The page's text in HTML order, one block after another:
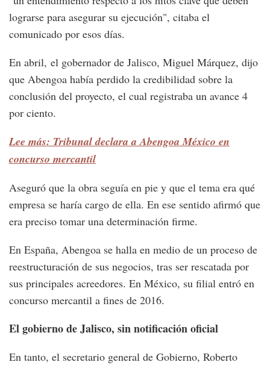
lograrse para asegurar su ejecución", citaba el
comunicado por esos días.
En abril, el gobernador de Jalisco, Miguel Márquez, dijo
que Abengoa había perdido la credibilidad sobre la
conclusión del proyecto, el cual registraba un avance 4
por ciento.
Lee más: Tribunal declara a Abengoa México en
concurso mercantil
Aseguró que la obra seguía en pie y que el tema era qué
empresa se haría cargo de ella. En ese sentido afirmó que
era preciso tomar una determinación firme.
En España, Abengoa se halla en medio de un proceso de
reestructuración de sus negocios, tras ser rescatada por
sus principales acreedores. En México, su filial entró en
concurso mercantil a fines de 2016.
El gobierno de Jalisco, sin notificación oficial
En tanto, el secretario general de Gobierno, Roberto